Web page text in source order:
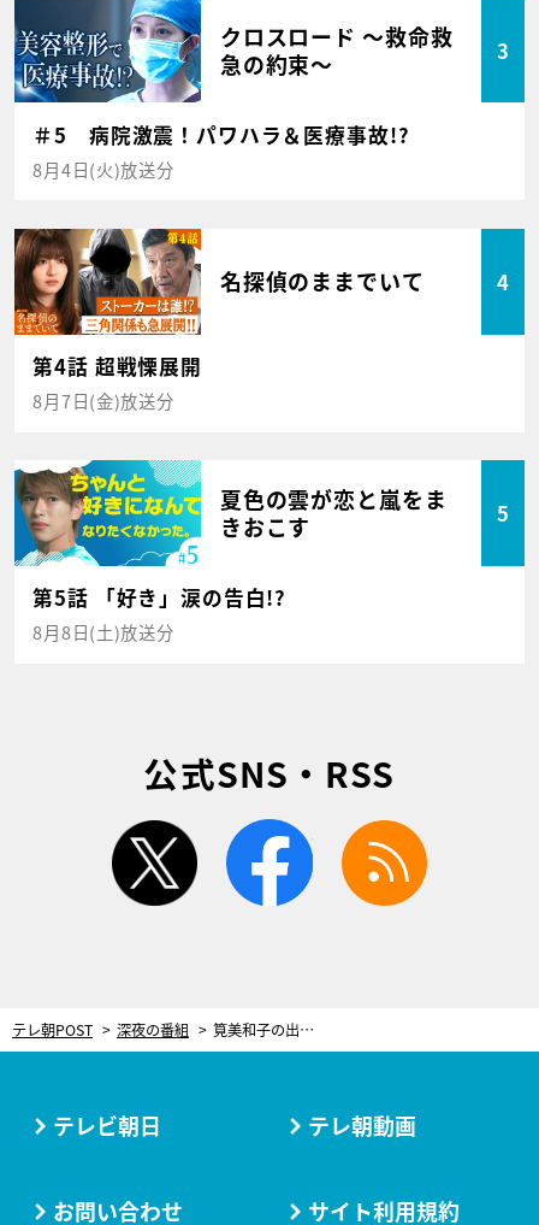
クロスロード ～救命救
急の約束～
3
＃5 病院激震！パワハラ＆医療事故!?
8月4日(火)放送分
名探偵のままでいて 4
第4話 超戦慄展開
8月7日(金)放送分
夏色の雲が恋と嵐をま
きおこす
5
第5話 「好き」涙の告白!?
8月8日(土)放送分
公式SNS・RSS
twitter facebook
テレ朝POST 深夜の番組 筧美和子の出演決定！『鈍色の箱の中で』初回放送直前ライブ配信の全貌が明らかに
テレビ朝日 テレ朝動画
お問い合わせ サイト利用規約